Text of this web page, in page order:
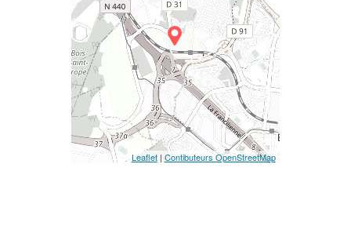
Leaflet| Contibuteurs OpenStreetMap